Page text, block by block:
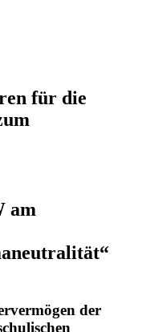
für die
am
der